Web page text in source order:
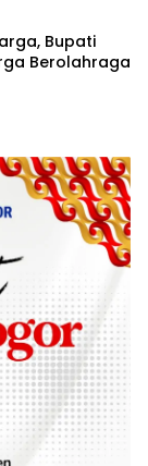
Bupati
Berolahraga